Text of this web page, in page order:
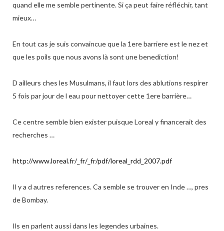
quand elle me semble pertinente. Si ça peut faire réfléchir, tant
mieux…
En tout cas je suis convaincue que la 1ere barriere est le nez et
que les poils que nous avons là sont une benediction!
D ailleurs ches les Musulmans, il faut lors des ablutions respirer
5 fois par jour de l eau pour nettoyer cette 1ere barrière…
Ce centre semble bien exister puisque Loreal y financerait des
recherches …
http://www.loreal.fr/_fr/_fr/pdf/loreal_rdd_2007.pdf
Il y a d autres references. Ca semble se trouver en Inde …, pres
de Bombay.
Ils en parlent aussi dans les legendes urbaines.